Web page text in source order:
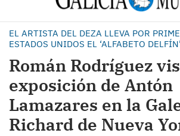
EL ARTISTA DEL DEZA LLEVA POR
ESTADOS UNIDOS EL ‘ALFABETO DELFÍN’
Román Rodríguez
exposición de Antón
Lamazares en la
Richard de Nueva